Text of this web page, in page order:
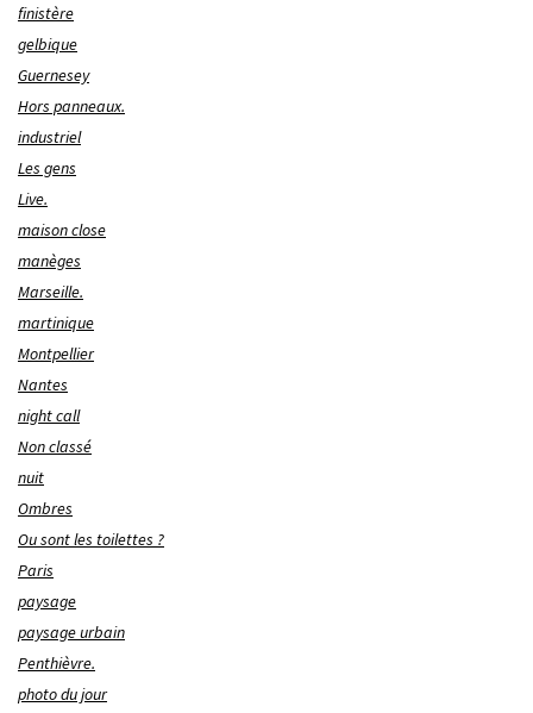
finistère
gelbique
Guernesey
Hors panneaux.
industriel
Les gens
Live.
maison close
manèges
Marseille.
martinique
Montpellier
Nantes
night call
Non classé
nuit
Ombres
Ou sont les toilettes ?
Paris
paysage
paysage urbain
Penthièvre.
photo du jour